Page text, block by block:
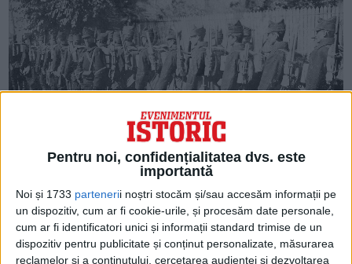
Pentru noi, confidențialitatea dvs. este
importantă
Noi și 1733 partenerii noștri stocăm și/sau accesăm informații pe
un dispozitiv, cum ar fi cookie-urile, și procesăm date personale,
cum ar fi identificatori unici și informații standard trimise de un
dispozitiv pentru publicitate și conținut personalizate, măsurarea
reclamelor și a conținutului, cercetarea audienței și dezvoltarea
Pădurea spânzuraților, romanul care ilustrează tragedia
românilor transilvăneni în timpul Marelui Război
Publicat pentru prima dată în 1922, Pădurea spânzuraților
este unul dintre cele mai importante romane din...